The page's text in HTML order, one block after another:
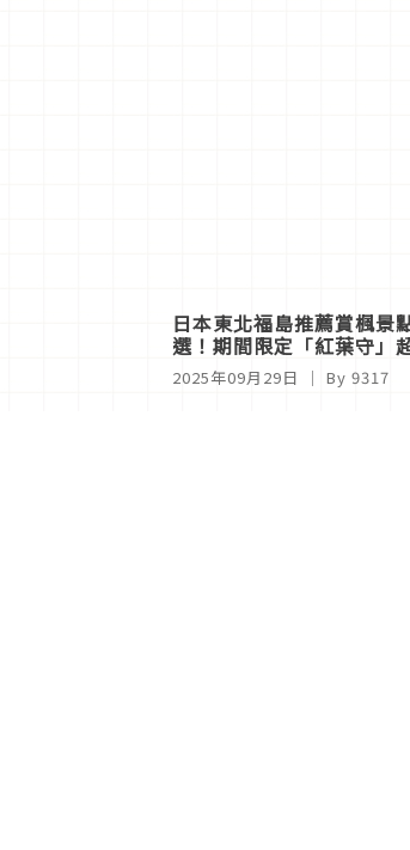
日本東北福島推薦賞楓景
選！期間限定「紅葉守」
2025年09月29日 ｜ By 9317